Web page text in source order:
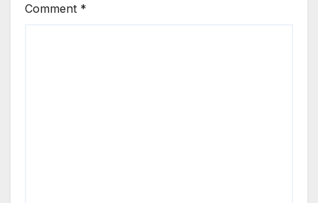
Comment *